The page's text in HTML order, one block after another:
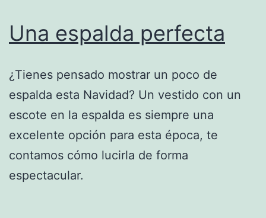
Una espalda perfecta
¿Tienes pensado mostrar un poco de
espalda esta Navidad? Un vestido con un
escote en la espalda es siempre una
excelente opción para esta época, te
contamos cómo lucirla de forma
espectacular.